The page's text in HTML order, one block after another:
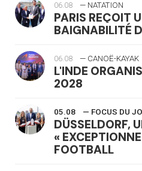
06.08 — NATATION
PARIS REÇOIT
BAIGNABILITÉ
06.08 — CANOË-KAYAK
L'INDE
2028
05.08 — FOCUS DU
DÜSSELDORF,
«
FOOTBALL